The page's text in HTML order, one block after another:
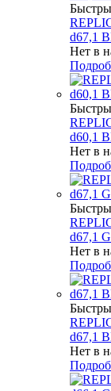
d67,1
Нет в
d60,1
Нет в
d67,1
Нет в
d67,1
Нет в